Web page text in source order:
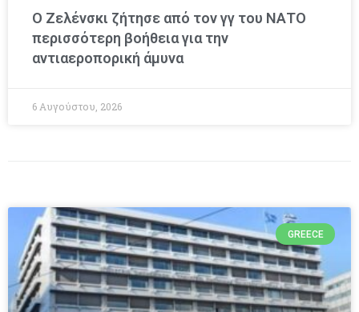
Ο Ζελένσκι ζήτησε από τον γγ του ΝΑΤΟ
περισσότερη βοήθεια για την
αντιαεροπορική άμυνα
6 Αυγούστου, 2026
GREECE